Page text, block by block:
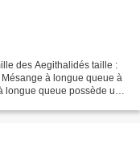
des Aegithalidés taille :
à longue queue à
longue queue possède un